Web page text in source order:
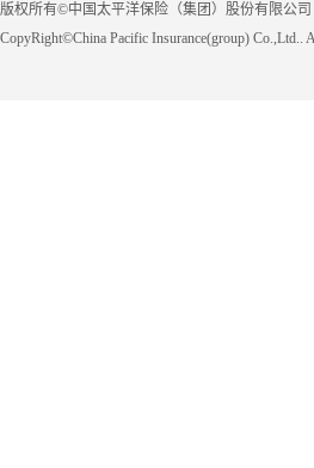
版权所有©中国太平洋保险（集团）股份有限公司
CopyRight©China Pacific Insurance(group) Co.,Ltd..